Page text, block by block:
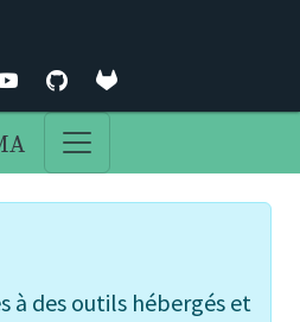
à des outils hébergés et